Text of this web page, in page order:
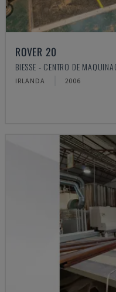
ROVER 20
BIESSE - CENTRO DE
IRLANDA 2006